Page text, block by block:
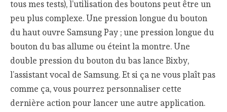
tous mes tests), l’utilisation des boutons peut être un
peu plus complexe. Une pression longue du bouton
du haut ouvre Samsung Pay ; une pression longue du
bouton du bas allume ou éteint la montre. Une
double pression du bouton du bas lance Bixby,
l’assistant vocal de Samsung. Et si ça ne vous plaît pas
comme ça, vous pourrez personnaliser cette
dernière action pour lancer une autre application.